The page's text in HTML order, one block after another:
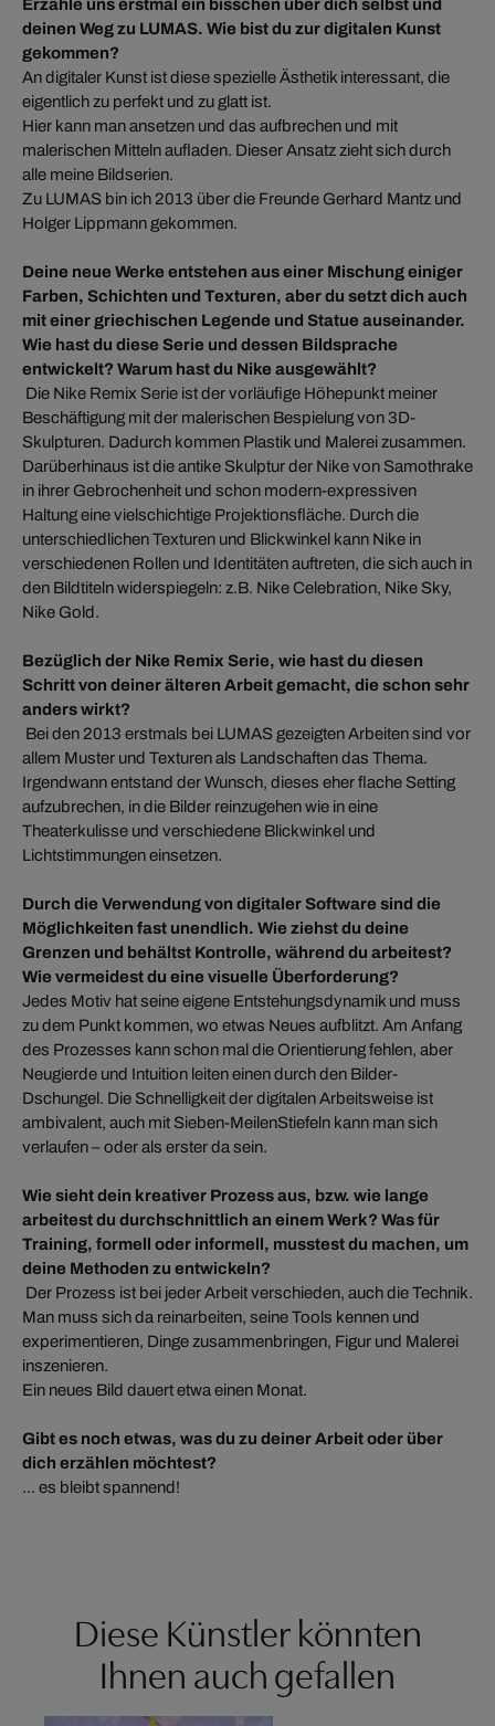
Erzähle uns erstmal ein bisschen über dich selbst und
deinen Weg zu LUMAS. Wie bist du zur digitalen Kunst
gekommen?
An digitaler Kunst ist diese spezielle Ästhetik interessant, die
eigentlich zu perfekt und zu glatt ist.
Hier kann man ansetzen und das aufbrechen und mit
malerischen Mitteln aufladen. Dieser Ansatz zieht sich durch
alle meine Bildserien.
Zu LUMAS bin ich 2013 über die Freunde Gerhard Mantz und
Holger Lippmann gekommen.
Deine neue Werke entstehen aus einer Mischung einiger
Farben, Schichten und Texturen, aber du setzt dich auch
mit einer griechischen Legende und Statue auseinander.
Wie hast du diese Serie und dessen Bildsprache
entwickelt? Warum hast du Nike ausgewählt?
Die Nike Remix Serie ist der vorläufige Höhepunkt meiner
Beschäftigung mit der malerischen Bespielung von 3D-
Skulpturen. Dadurch kommen Plastik und Malerei zusammen.
Darüberhinaus ist die antike Skulptur der Nike von Samothrake
in ihrer Gebrochenheit und schon modern-expressiven
Haltung eine vielschichtige Projektionsfläche. Durch die
unterschiedlichen Texturen und Blickwinkel kann Nike in
verschiedenen Rollen und Identitäten auftreten, die sich auch in
den Bildtiteln widerspiegeln: z.B. Nike Celebration, Nike Sky,
Nike Gold.
Bezüglich der Nike Remix Serie, wie hast du diesen
Schritt von deiner älteren Arbeit gemacht, die schon sehr
anders wirkt?
Bei den 2013 erstmals bei LUMAS gezeigten Arbeiten sind vor
allem Muster und Texturen als Landschaften das Thema.
Irgendwann entstand der Wunsch, dieses eher flache Setting
aufzubrechen, in die Bilder reinzugehen wie in eine
Theaterkulisse und verschiedene Blickwinkel und
Lichtstimmungen einsetzen.
Durch die Verwendung von digitaler Software sind die
Möglichkeiten fast unendlich. Wie ziehst du deine
Grenzen und behältst Kontrolle, während du arbeitest?
Wie vermeidest du eine visuelle Überforderung?
Jedes Motiv hat seine eigene Entstehungsdynamik und muss
zu dem Punkt kommen, wo etwas Neues aufblitzt. Am Anfang
des Prozesses kann schon mal die Orientierung fehlen, aber
Neugierde und Intuition leiten einen durch den Bilder-
Dschungel. Die Schnelligkeit der digitalen Arbeitsweise ist
ambivalent, auch mit Sieben-MeilenStiefeln kann man sich
verlaufen – oder als erster da sein.
Wie sieht dein kreativer Prozess aus, bzw. wie lange
arbeitest du durchschnittlich an einem Werk? Was für
Training, formell oder informell, musstest du machen, um
deine Methoden zu entwickeln?
Der Prozess ist bei jeder Arbeit verschieden, auch die Technik.
Man muss sich da reinarbeiten, seine Tools kennen und
experimentieren, Dinge zusammenbringen, Figur und Malerei
inszenieren.
Ein neues Bild dauert etwa einen Monat.
Gibt es noch etwas, was du zu deiner Arbeit oder über
dich erzählen möchtest?
... es bleibt spannend!
Diese Künstler könnten
Ihnen auch gefallen